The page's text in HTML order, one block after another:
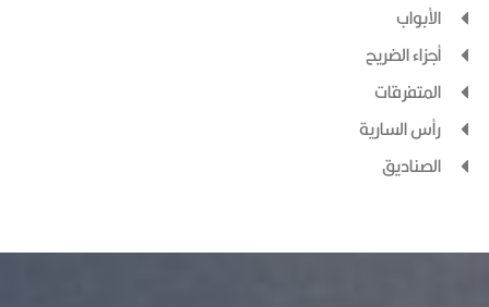
الأبواب
أجزاء الضريح
المتفرقات
رأس السارية
الصناديق